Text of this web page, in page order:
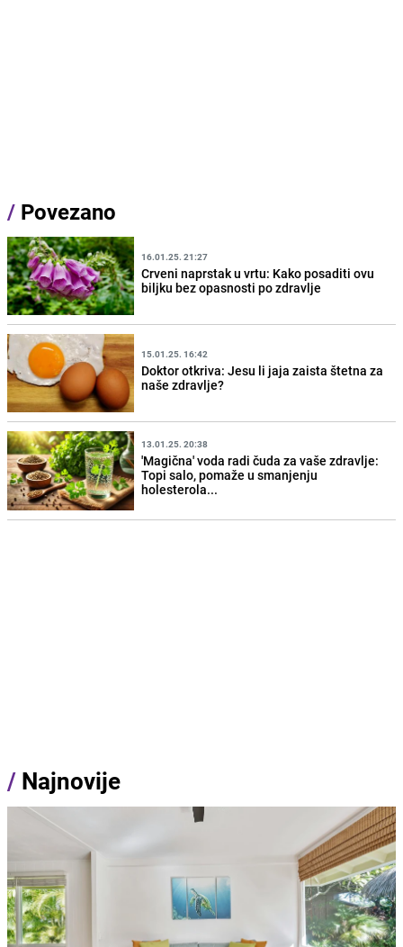
/ Povezano
16.01.25. 21:27
Crveni naprstak u vrtu: Kako posaditi ovu
biljku bez opasnosti po zdravlje
15.01.25. 16:42
Doktor otkriva: Jesu li jaja zaista štetna za
naše zdravlje?
13.01.25. 20:38
'Magična' voda radi čuda za vaše zdravlje:
Topi salo, pomaže u smanjenju
holesterola...
/ Najnovije